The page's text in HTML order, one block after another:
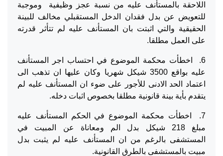
اللاحقة بالمستأنف عليه من نسبة عجز وظيفية وموجبة
للتعويض عن بدل فقدان الدخل المستقبلي مخالف للبينة
الحقيقية والتي اثبتت بان المستأنف عليه لم تتأثر قدرته
على العمل مطلقا.
6. اخطأت محكمة الموضوع في احتساب اجر المستأنف
عليه بواقع 3500 شيكل شهريا وكان عليها ان تذهب الى
اعتماد الحد الادنى للأجور على ضوء ان المستأنف عليه لم
يتقدم بأية بينة قانونية مطلقا بخصوص اثبات دخله.
7. اخطأت محكمة الموضوع في الحكم المستأنف عليه
مبلغ 218 شيكل بدل الم ومعاناة عن المبيت في
المستشفى بالرغم من ان المستأنف عليه لم يثبت بدل
مبيت بالمستشفى بالطرق القانونية.